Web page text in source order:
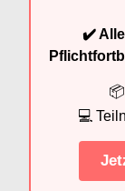
✔️
💻